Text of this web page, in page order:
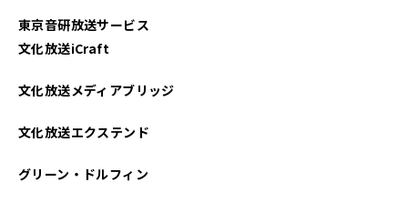
2023年10月
2023年08月
2023年07月
東京音研放送サービス
文化放送iCraft
文化放送メディアブリッジ
文化放送エクステンド
グリーン・ドルフィン